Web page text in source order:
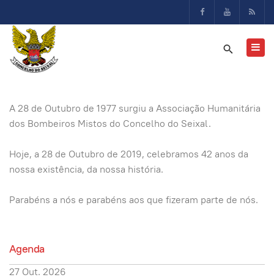
A 28 de Outubro de 1977 surgiu a Associação Humanitária
dos Bombeiros Mistos do Concelho do Seixal.
Hoje, a 28 de Outubro de 2019, celebramos 42 anos da
nossa existência, da nossa história.
Parabéns a nós e parabéns aos que fizeram parte de nós.
Agenda
27 Out. 2026